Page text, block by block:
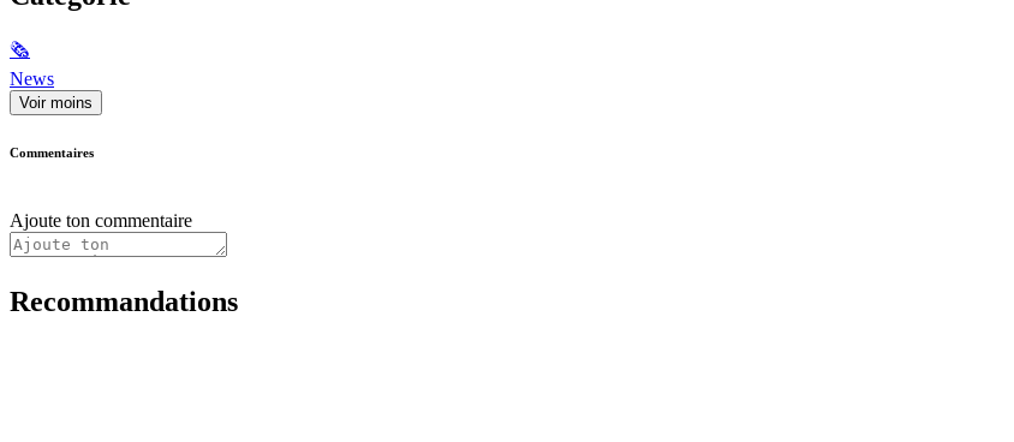
🗞
News
Voir moins
Commentaires
Ajoute ton commentaire
Recommandations